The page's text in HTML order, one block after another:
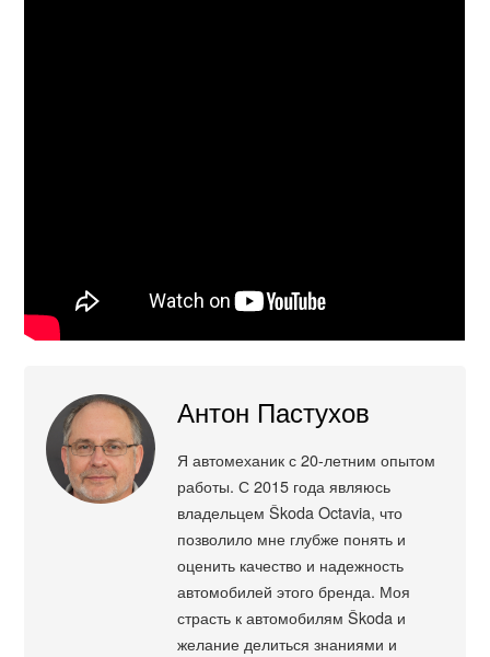
Антон Пастухов
Я автомеханик с 20-летним опытом
работы. С 2015 года являюсь
владельцем Škoda Octavia, что
позволило мне глубже понять и
оценить качество и надежность
автомобилей этого бренда. Моя
страсть к автомобилям Škoda и
желание делиться знаниями и